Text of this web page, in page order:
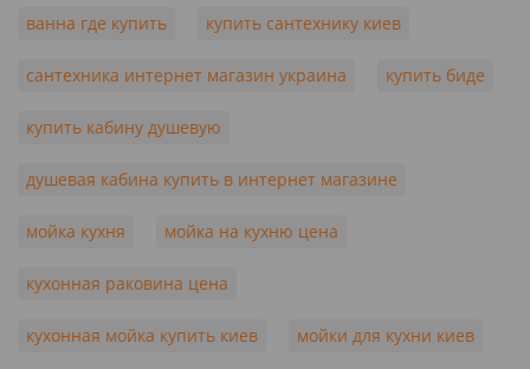
ванна где купить купить сантехнику киев
сантехника интернет магазин украина купить биде
купить кабину душевую
душевая кабина купить в интернет магазине
мойка кухня мойка на кухню цена
кухонная раковина цена
кухонная мойка купить киев мойки для кухни киев